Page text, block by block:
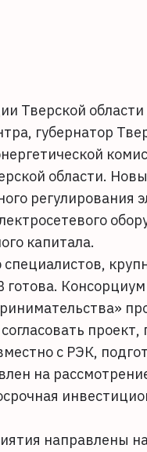
Тверской
губернатор
области.
регулирования
капитала.
готова.
согласовать
с РЭК,
на
направлены